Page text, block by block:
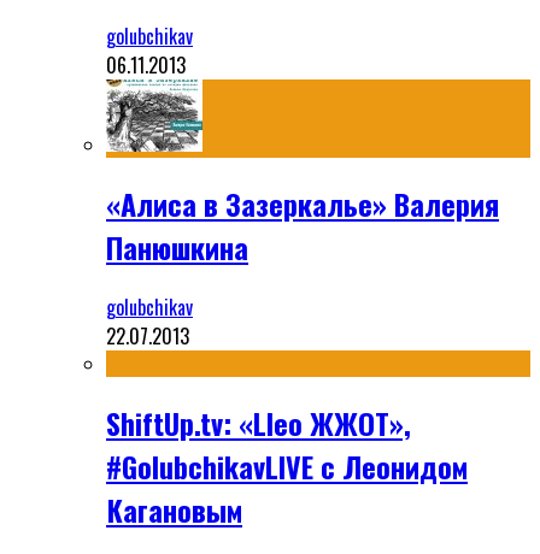
golubchikav
06.11.2013
«Алиса в Зазеркалье» Валерия
Панюшкина
golubchikav
22.07.2013
ShiftUp.tv: «Lleo ЖЖОТ»,
#GolubchikavLIVE с Леонидом
Кагановым